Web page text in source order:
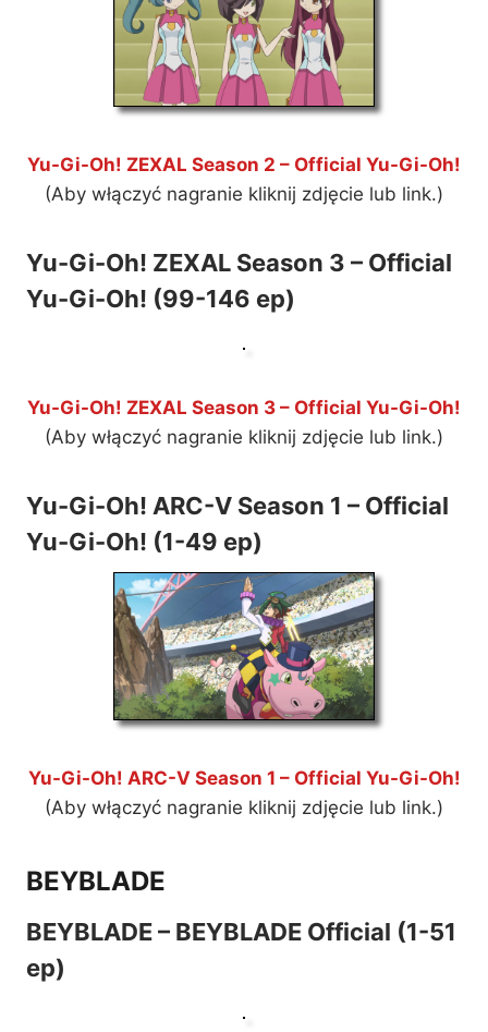
Yu-Gi-Oh! ZEXAL Season 2 – Official Yu-Gi-Oh!
(Aby włączyć nagranie kliknij zdjęcie lub link.)
Yu-Gi-Oh! ZEXAL Season 3 – Official
Yu-Gi-Oh! (99-146 ep)
Yu-Gi-Oh! ZEXAL Season 3 – Official Yu-Gi-Oh!
(Aby włączyć nagranie kliknij zdjęcie lub link.)
Yu-Gi-Oh! ARC-V Season 1 – Official
Yu-Gi-Oh! (1-49 ep)
Yu-Gi-Oh! ARC-V Season 1 – Official Yu-Gi-Oh!
(Aby włączyć nagranie kliknij zdjęcie lub link.)
BEYBLADE
BEYBLADE – BEYBLADE Official (1-51
ep)